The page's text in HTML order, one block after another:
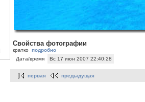
Свойства фотографии
кратко подробно
Дата/время
Вс 17 июн 2007 22:40:28
первая предыдущая